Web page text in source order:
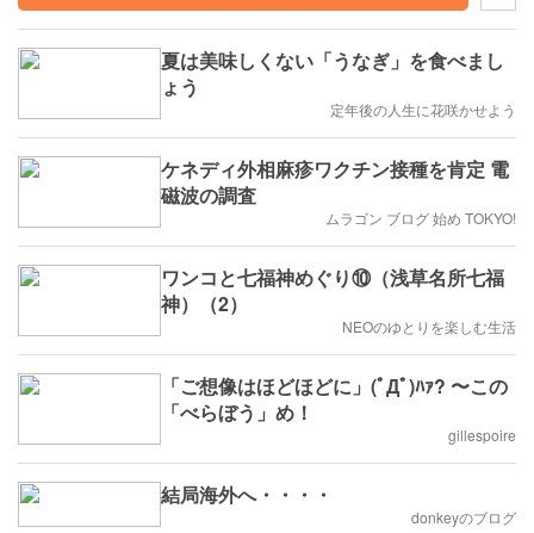
夏は美味しくない「うなぎ」を食べまし
ょう
定年後の人生に花咲かせよう
ケネディ外相麻疹ワクチン接種を肯定 電
磁波の調査
ムラゴン ブログ 始め TOKYO!
ワンコと七福神めぐり⑩（浅草名所七福
神）（2）
NEOのゆとりを楽しむ生活
「ご想像はほどほどに」(ﾟДﾟ)ﾊｧ? 〜この
「べらぼう」め！
gillespoire
結局海外へ・・・・
donkeyのブログ